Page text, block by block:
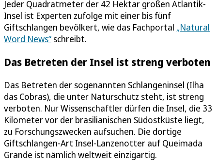
Jeder Quadratmeter der 42 Hektar großen Atlantik-
Insel ist Experten zufolge mit einer bis fünf
Giftschlangen bevölkert, wie das Fachportal „Natural
Word News“ schreibt.
Das Betreten der Insel ist streng verboten
Das Betreten der sogenannten Schlangeninsel (Ilha
das Cobras), die unter Naturschutz steht, ist streng
verboten. Nur Wissenschaftler dürfen die Insel, die 33
Kilometer vor der brasilianischen Südostküste liegt,
zu Forschungszwecken aufsuchen. Die dortige
Giftschlangen-Art Insel-Lanzenotter auf Queimada
Grande ist nämlich weltweit einzigartig.